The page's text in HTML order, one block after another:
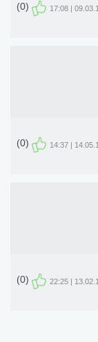
09.03.15 |
(0)
14.05.12 |
(0)
13.02.10 |
(0)